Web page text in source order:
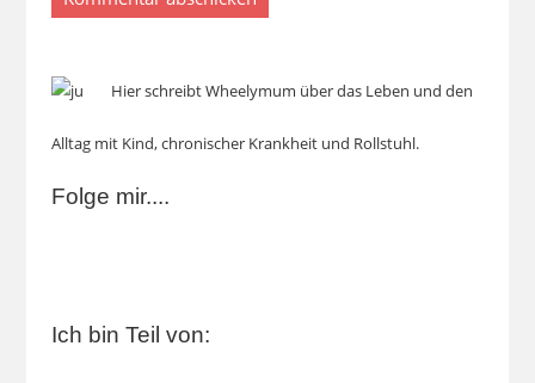
Hier schreibt Wheelymum über das Leben und den
Alltag mit Kind, chronischer Krankheit und Rollstuhl.
Folge mir....
Ich bin Teil von: